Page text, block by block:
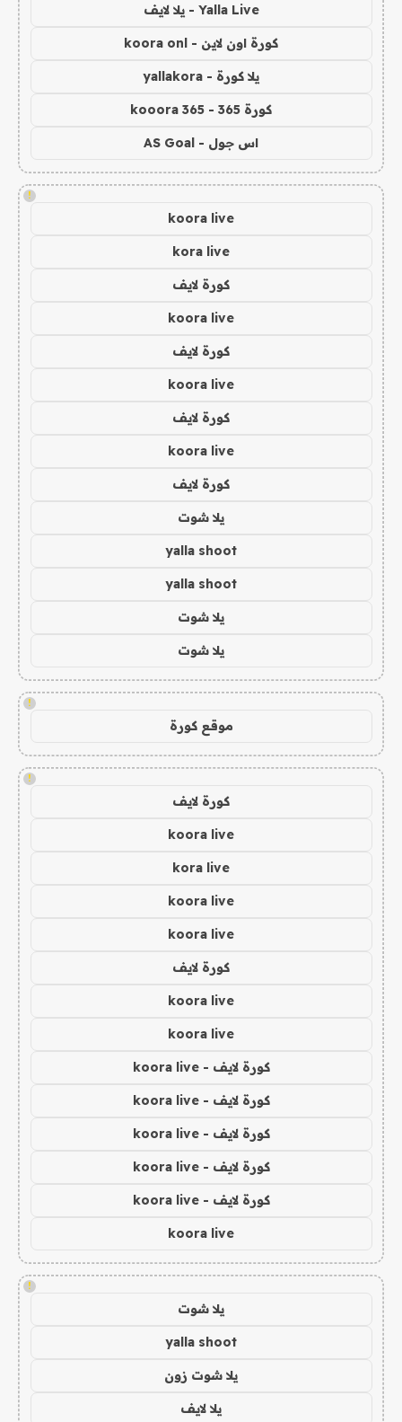
Yalla Live - يلا لايف
كورة اون لاين - koora onl
يلا كورة - yallakora
كورة 365 - kooora 365
اس جول - AS Goal
!
koora live
kora live
كورة لايف
koora live
كورة لايف
koora live
كورة لايف
koora live
كورة لايف
يلا شوت
yalla shoot
yalla shoot
يلا شوت
يلا شوت
!
موقع كورة
!
كورة لايف
koora live
kora live
koora live
koora live
كورة لايف
koora live
koora live
كورة لايف - koora live
كورة لايف - koora live
كورة لايف - koora live
كورة لايف - koora live
كورة لايف - koora live
koora live
!
يلا شوت
yalla shoot
يلا شوت زون
يلا لايف